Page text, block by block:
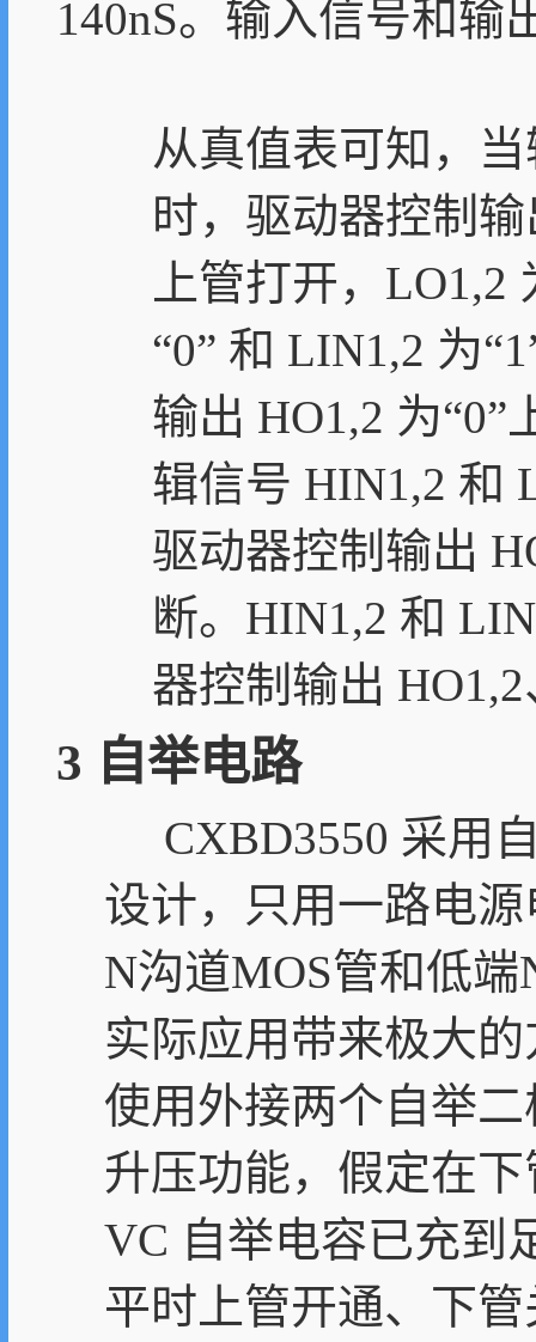
140nS。输入信号和输
从真值表可知，
时，驱动器控制输
上管打开，
“0” 和 LIN1,2 为
输出 HO1,2 为
辑信号 HIN1,2 和
驱动器控制输出
断。HIN1,2 和
器控制输出
3 自举电路
CXBD3550 采用
设计，只用一路电
N沟道MOS管和低
实际应用带来极大
使用外接两个自举
升压功能，假定在
VC 自举电容已充到
平时上管开通、下